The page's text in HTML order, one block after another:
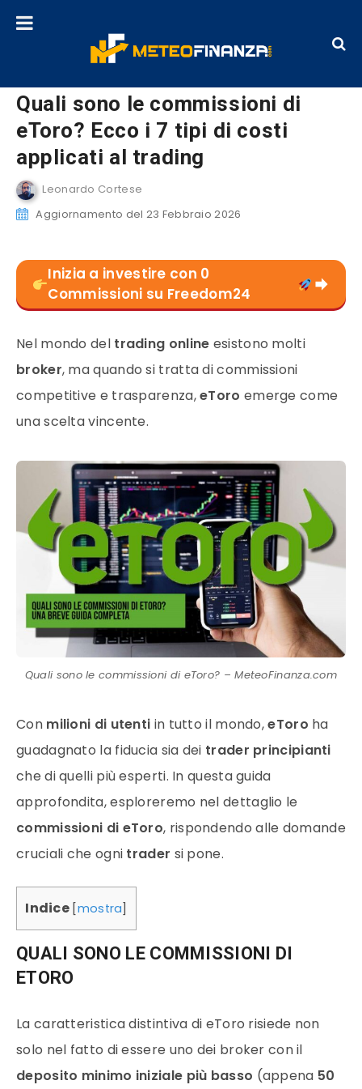
Quali sono le commissioni di
eToro? Ecco i 7 tipi di costi
applicati al trading
Leonardo Cortese
Aggiornamento del 23 Febbraio 2026
Inizia a investire con 0
Commissioni su Freedom24
Nel mondo del trading online esistono molti
broker, ma quando si tratta di commissioni
competitive e trasparenza,eToro emerge come
una scelta vincente.
Quali sono le commissioni di eToro? – MeteoFinanza.com
Con milioni di utenti in tutto il mondo,eToro ha
guadagnato la fiducia sia dei trader principianti
che di quelli più esperti. In questa guida
approfondita, esploreremo nel dettaglio le
commissioni di eToro, rispondendo alle domande
cruciali che ogni trader si pone.
Indice [mostra
QUALI SONO LE COMMISSIONI DI
ETORO
La caratteristica distintiva di eToro risiede non
solo nel fatto di essere uno dei broker con il
deposito minimo iniziale più basso (appena 50